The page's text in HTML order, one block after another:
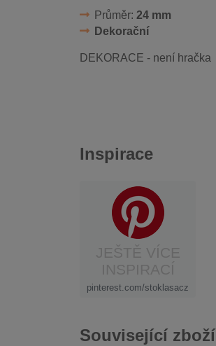
Průměr: 24 mm
Dekorační
DEKORACE - není hračka
Inspirace
pinterest.com/stoklasacz
Související zboží